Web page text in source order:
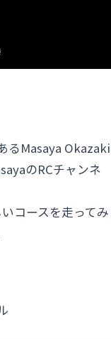
るMasaya Okazaki
のRCチャンネ
コースを走ってみ